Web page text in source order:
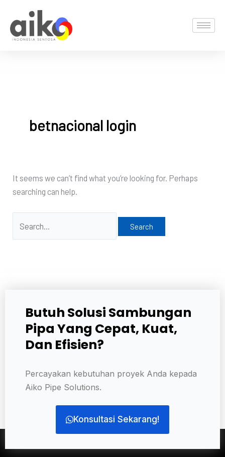
content
betnacional login
It seems we can’t find what you’re looking for. Perhaps
searching can help.
for:
Butuh Solusi Sambungan
Pipa Yang Cepat, Kuat,
Dan Efisien?
Percayakan kebutuhan proyek Anda kepada
Aiko Pipe Solutions.
Konsultasi Sekarang!